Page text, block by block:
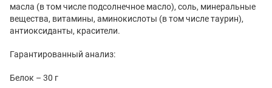
масла (в том числе подсолнечное масло), соль, минеральные
вещества, витамины, аминокислоты (в том числе таурин),
антиоксиданты, красители.
Гарантированный анализ:
Белок – 30 г